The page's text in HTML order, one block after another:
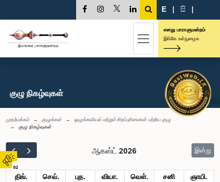
02
E | සි |
எனது பாராளுமன்றம்
இங்கே உள்நுழைக
குழு நிகழ்வுகள்
முதற்பக்கம் குழுக்கள்
ஒழுக்கவியல் மற்றும் சிறப்புரிமைகள் பற்றிய குழு
குழு நிகழ்வுகள்
ஆகஸ்ட் 2026 இன்று
திங். செவ். புத. வியா. வெள். சனி ஞாயி.